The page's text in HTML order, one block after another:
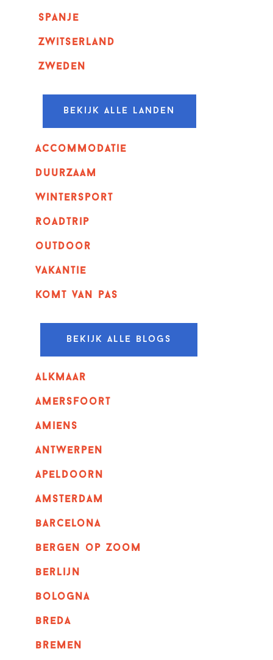
spanje
zwitserland
zweden
Bekijk alle landen
Accommodatie
Duurzaam
wintersport
Roadtrip
outdoor
vakantie
komt van pas
Bekijk alle blogs
alkmaar
amersfoort
amiens
Antwerpen
apeldoorn
Amsterdam
barcelona
bergen op zoom
berlijn
bologna
breda
bremen